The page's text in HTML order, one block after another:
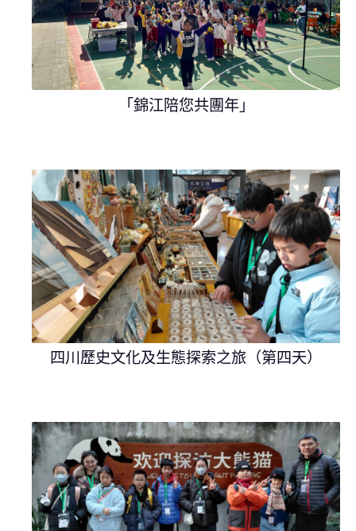
「錦江陪您共團年」
四川歷史文化及生態探索之旅（第四天）